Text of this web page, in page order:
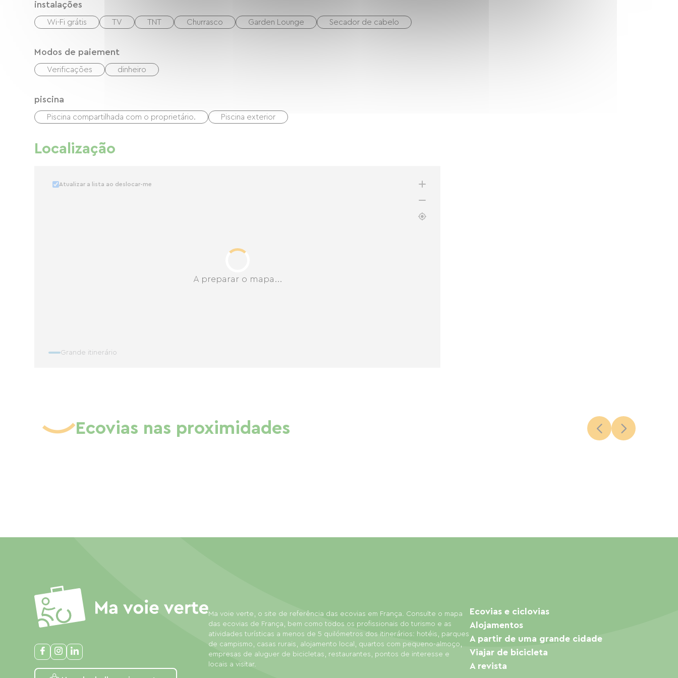
instalações
Wi-Fi grátis TV TNT Churrasco Garden Lounge Secador de cabelo
Modos de paiement
Verificações dinheiro
piscina
Piscina compartilhada com o proprietário. Piscina exterior
Localização
A preparar o mapa...
Atualizar a lista ao deslocar-me
Grande itinerário
Ecovias nas proximidades
Ma voie verte, o site de referência das ecovias em França. Consulte o mapa
das ecovias de França, bem como todos os profissionais do turismo e as
atividades turísticas a menos de 5 quilómetros dos itinerários: hotéis, parques
de campismo, casas rurais, alojamento local, quartos com pequeno-almoço,
empresas de aluguer de bicicletas, restaurantes, pontos de interesse e
locais a visitar.
Ecovias e ciclovias
Alojamentos
A partir de uma grande cidade
Viajar de bicicleta
A revista